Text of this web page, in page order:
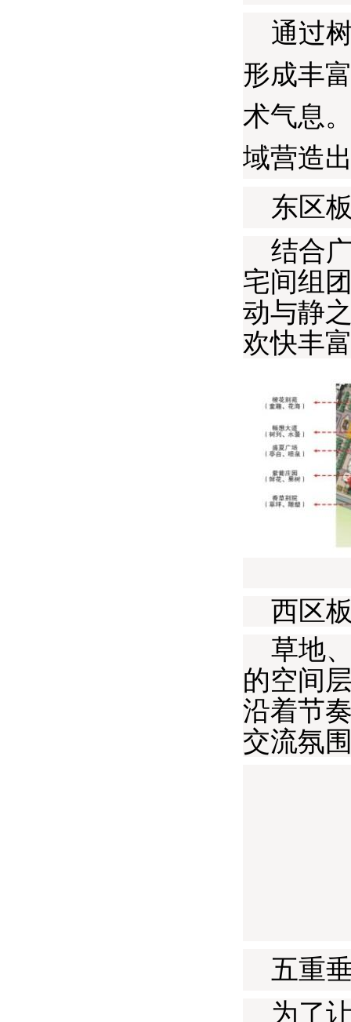
通过树
形成丰
术气息
域营造
东区
结合广
宅间组
动与静
欢快丰
西区
草地、
的空间
沿着节
交流氛
五重
为了让